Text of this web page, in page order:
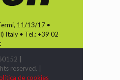
11/13/17 •
Italy • Tel.: +39 02
|
reserved. |
de cookies